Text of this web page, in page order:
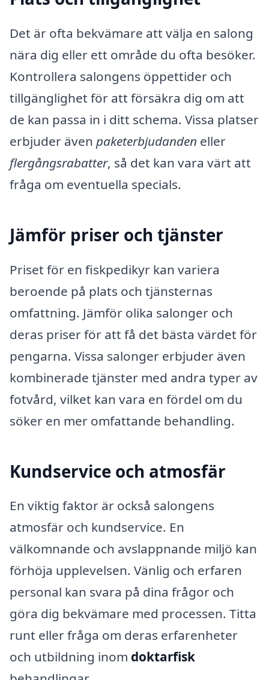
Det är ofta bekvämare att välja en salong
nära dig eller ett område du ofta besöker.
Kontrollera salongens öppettider och
tillgänglighet för att försäkra dig om att
de kan passa in i ditt schema. Vissa platser
erbjuder även paketerbjudanden eller
flergångsrabatter, så det kan vara värt att
fråga om eventuella specials.
Jämför priser och tjänster
Priset för en fiskpedikyr kan variera
beroende på plats och tjänsternas
omfattning. Jämför olika salonger och
deras priser för att få det bästa värdet för
pengarna. Vissa salonger erbjuder även
kombinerade tjänster med andra typer av
fotvård, vilket kan vara en fördel om du
söker en mer omfattande behandling.
Kundservice och atmosfär
En viktig faktor är också salongens
atmosfär och kundservice. En
välkomnande och avslappnande miljö kan
förhöja upplevelsen. Vänlig och erfaren
personal kan svara på dina frågor och
göra dig bekvämare med processen. Titta
runt eller fråga om deras erfarenheter
och utbildning inom doktarfisk